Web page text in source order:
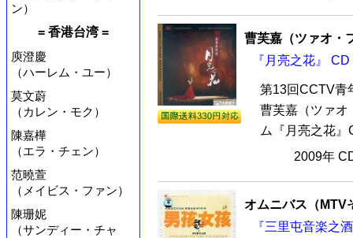
ン）
= 香港台湾 =
庾澄慶
（ハーレム・ユー）
莫文蔚
（カレン・モク）
陳嘉樺
（エラ・チェン）
范曉萱
（メイビス・ファン）
陳珊妮
（サンディー・チャ
曹芙嘉（ツァオ・
『月亮之花』
第13回CCTV青
曹芙嘉（ツァオ
ム『月亮之花』
2009年
オムニバス（MTV
『三里屯音楽之